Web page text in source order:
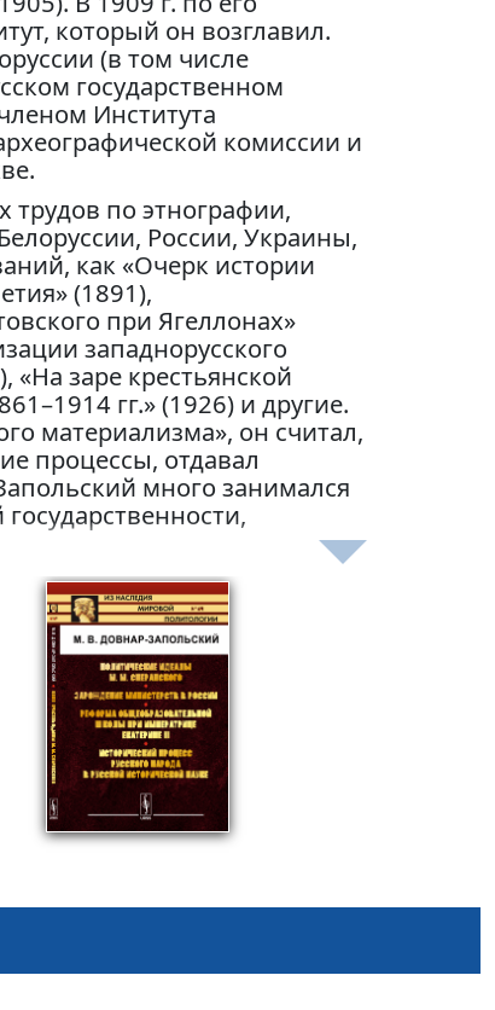
который он возглавил.
(в том числе
государственном
Института
комиссии и
по этнографии,
России, Украины,
как «Очерк истории
(1891),
при Ягеллонах»
западнорусского
«На заре крестьянской
гг.» (1926) и другие.
материализма», он считал,
процессы, отдавал
много занимался
народа.